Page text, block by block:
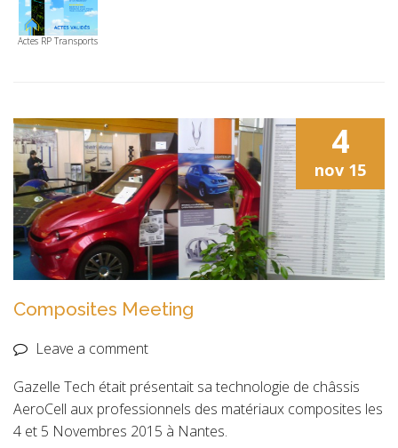
Actes RP Transports
4
nov 15
Composites Meeting
Leave a comment
Gazelle Tech était présentait sa technologie de châssis
AeroCell aux professionnels des matériaux composites les
4 et 5 Novembres 2015 à Nantes.